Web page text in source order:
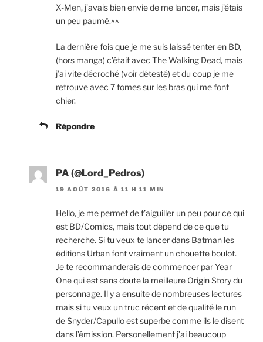
X-Men, j’avais bien envie de me lancer, mais j’étais
un peu paumé.^^
La dernière fois que je me suis laissé tenter en BD,
(hors manga) c’était avec The Walking Dead, mais
j’ai vite décroché (voir détesté) et du coup je me
retrouve avec 7 tomes sur les bras qui me font
chier.
Répondre
PA (@Lord_Pedros)
19 AOÛT 2016 À 11 H 11 MIN
Hello, je me permet de t’aiguiller un peu pour ce qui
est BD/Comics, mais tout dépend de ce que tu
recherche. Si tu veux te lancer dans Batman les
éditions Urban font vraiment un chouette boulot.
Je te recommanderais de commencer par Year
One qui est sans doute la meilleure Origin Story du
personnage. Il y a ensuite de nombreuses lectures
mais si tu veux un truc récent et de qualité le run
de Snyder/Capullo est superbe comme ils le disent
dans l’émission. Personellement j’ai beaucoup